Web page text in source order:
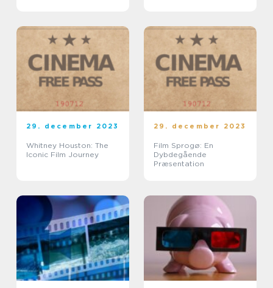
29. december 2023
Whitney Houston: The
Iconic Film Journey
29. december 2023
Film Sprogø: En
Dybdegående
Præsentation